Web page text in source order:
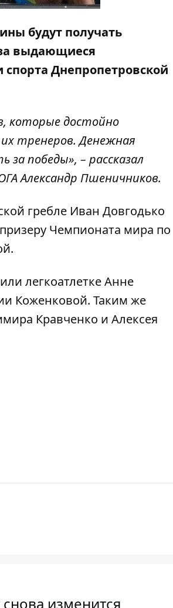
будут получать
выдающиеся
Днепропетровской
которые достойно
тренеров. Денежная
победы», – рассказал
Александр Пшеничников.
гребле Иван Довгодько
Чемпионата мира по
легкоатлетке Анне
Коженковой. Таким же
Кравченко и Алексея
изменится